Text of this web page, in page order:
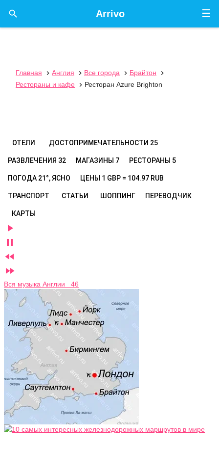
☰
Arrivo

Главная  Англия  Все города  Брайтон

Рестораны и кафе
 Ресторан Azure Brighton
ОТЕЛИ ДОСТОПРИМЕЧАТЕЛЬНОСТИ 25
РАЗВЛЕЧЕНИЯ 32 МАГАЗИНЫ 7 РЕСТОРАНЫ 5
ПОГОДА 21°, ЯСНО ЦЕНЫ 1 GBP = 104.97 RUB
ТРАНСПОРТ СТАТЬИ ШОППИНГ ПЕРЕВОДЧИК
КАРТЫ




Вся музыка Англии 46